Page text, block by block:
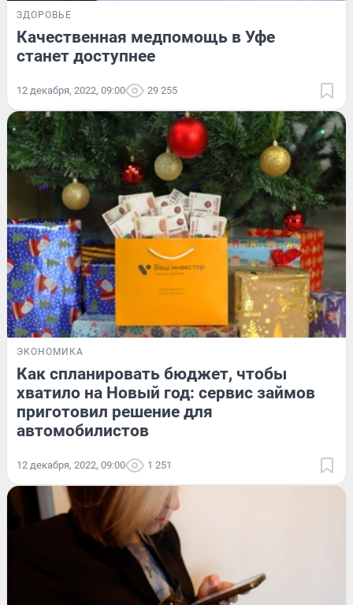
ЗДОРОВЬЕ
Качественная медпомощь в Уфе
станет доступнее
12 декабря, 2022, 09:00 29 255
ЭКОНОМИКА
Как спланировать бюджет, чтобы
хватило на Новый год: сервис займов
приготовил решение для
автомобилистов
12 декабря, 2022, 09:00 1 251